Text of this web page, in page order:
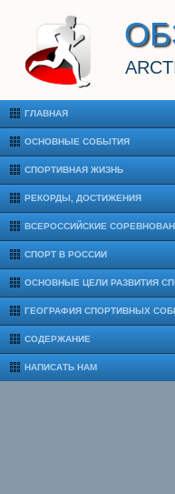
ГЛАВНАЯ
ОСНОВНЫЕ СОБЫТИЯ
СПОРТИВНАЯ ЖИЗНЬ
РЕКОРДЫ, ДОСТИЖЕНИЯ
ВСЕРОССИЙСКИЕ
СПОРТ В РОССИИ
ОСНОВНЫЕ ЦЕЛИ РАЗВИТИЯ
ГЕОГРАФИЯ СПОРТИВНЫХ
СОДЕРЖАНИЕ
НАПИСАТЬ НАМ